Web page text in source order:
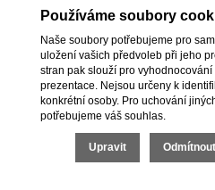
Používáme soubory
Naše soubory potřebujeme pro
uložení vašich předvoleb při jeho
stran pak slouží pro
prezentace. Nejsou určeny k
konkrétní osoby. Pro uchování
potřebujeme váš souhlas.
Upravit Odmítnout